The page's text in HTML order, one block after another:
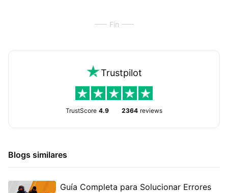
Fin
Trustpilot
TrustScore 4.9 2364 reviews
Blogs similares
Guía Completa para Solucionar Errores